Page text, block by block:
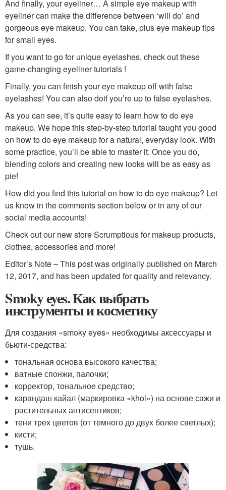
And finally, your eyeliner… A simple eye makeup with
eyeliner can make the difference between ‘will do’ and
gorgeous eye makeup. You can take, plus eye makeup tips
for small eyes.
If you want to go for unique eyelashes, check out these
game-changing eyeliner tutorials !
Finally, you can finish your eye makeup off with false
eyelashes! You can also doif you’re up to false eyelashes.
As you can see, it’s quite easy to learn how to do eye
makeup. We hope this step-by-step tutorial taught you good
on how to do eye makeup for a natural, everyday look. With
some practice, you’ll be able to master it. Once you do,
blending colors and creating new looks will be as easy as
pie!
How did you find this tutorial on how to do eye makeup? Let
us know in the comments section below or in any of our
social media accounts!
Check out our new store Scrumptious for makeup products,
clothes, accessories and more!
Editor’s Note – This post was originally published on March
12, 2017, and has been updated for quality and relevancy.
Smoky eyes. Как выбрать
инструменты и косметику
Для создания «smoky eyes» необходимы аксессуары и
бьюти-средства:
тональная основа высокого качества;
ватные спонжи, палочки;
корректор, тональное средство;
карандаш кайал (маркировка «khol») на основе сажи и
растительных антисептиков;
тени трех цветов (от темного до двух более светлых);
кисти;
тушь.